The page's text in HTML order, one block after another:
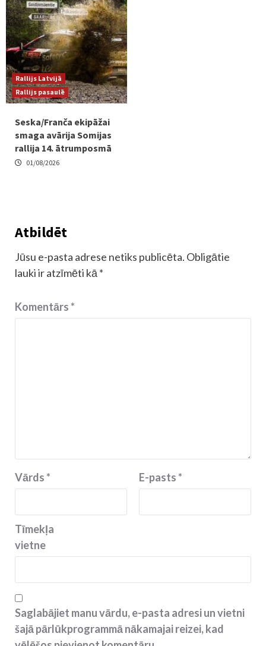
Rallijs Latvijā
Rallijs pasaulē
Seska/Franča ekipāžai
smaga avārija Somijas
rallija 14. ātrumposmā
01/08/2026
Atbildēt
Jūsu e-pasta adrese netiks publicēta. Obligātie
lauki ir atzīmēti kā *
Komentārs*
Vārds* E-pasts*
Tīmekļa
vietne
Saglabājiet manu vārdu, e-pasta adresi un vietni
šajā pārlūkprogrammā nākamajai reizei, kad